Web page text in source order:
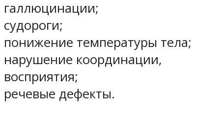
галлюцинации;
судороги;
понижение температуры тела;
нарушение координации,
восприятия;
речевые дефекты.